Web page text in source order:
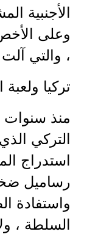
الأجنبية
وعلى الأخص
، والتي
تركيا
منذ
التركي
استدراج
رساميل
واستفادة
السلطة ،